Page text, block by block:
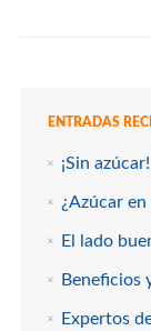
ENTRADAS
¡Sin
¿Azúcar
El lado
Beneficios
Expertos